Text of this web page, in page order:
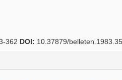
362 DOI: 10.37879/